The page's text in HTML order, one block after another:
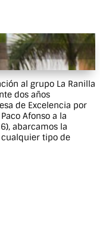
al grupo La Ranilla
dos años
de Excelencia por
Afonso a la
abarcamos la
cualquier tipo de